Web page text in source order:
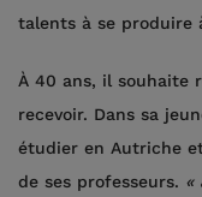
talents à se produire
À 40 ans, il souhaite
recevoir. Dans sa
étudier en Autriche
de ses professeurs. «